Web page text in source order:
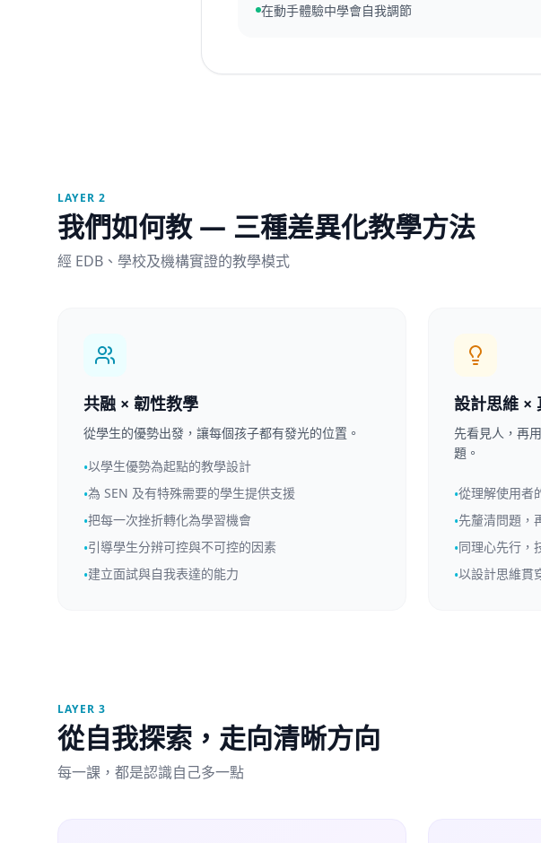
同理心驅動創新
LAYER 2
我們如何教 — 三種差異化教學方法
經 EDB、學校及機構實證的教學模式
共融 × 韌性教學
從學生的優勢出發，讓每個孩子都有發光的位置。
•以學生優勢為起點的教學設計
•為 SEN 及有特殊需要的學生提供支援
•把每一次挫折轉化為學習機會
•引導學生分辨可控與不可控的因素
•建立面試與自我表達的能力
設計思維 ×
先看見人，再
題。
•從理解使用者
•先釐清問題，
•同理心先行，
•以設計思維貫
LAYER 3
從自我探索，走向清晰方向
每一課，都是認識自己多一點